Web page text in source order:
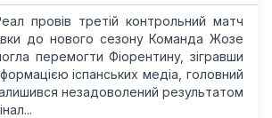
провів третій контрольний матч
до нового сезону Команда Жозе
перемогти Фіорентину, зігравши
іспанських медіа, головний
незадоволений результатом